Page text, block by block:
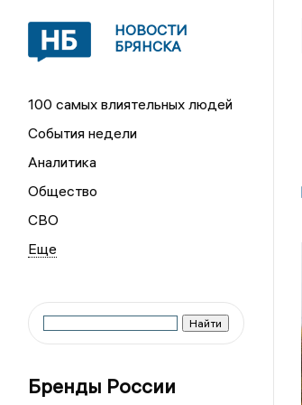
НОВОСТИ
БРЯНСКА
100 самых влиятельных людей
События недели
Аналитика
Общество
СВО
Бренды России